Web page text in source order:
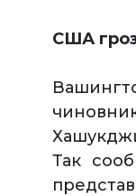
США
Так